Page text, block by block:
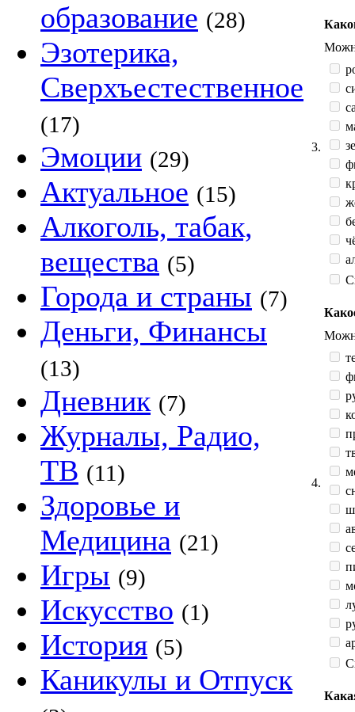
образование (28)
Эзотерика,
Сверхъестественное
(17)
Эмоции (29)
Актуальное (15)
Алкоголь, табак,
вещества (5)
Города и страны (7)
Деньги, Финансы
(13)
Дневник (7)
Журналы, Радио,
ТВ (11)
Здоровье и
Медицина (21)
Игры (9)
Искусство (1)
История (5)
Каникулы и Отпуск
3.
4.